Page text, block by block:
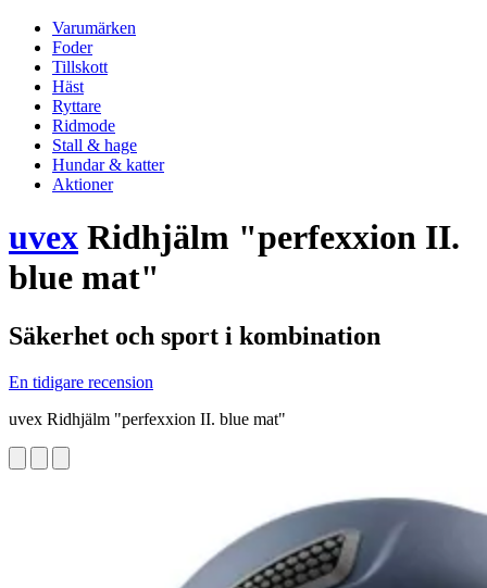
Varumärken
Foder
Tillskott
Häst
Ryttare
Ridmode
Stall & hage
Hundar & katter
Aktioner
uvex Ridhjälm "perfexxion II.
blue mat"
Säkerhet och sport i kombination
En tidigare recension
uvex Ridhjälm "perfexxion II. blue mat"